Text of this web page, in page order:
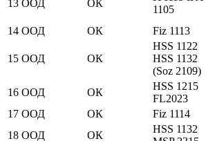
13 ООД ОК
1105
14 ООД ОК Fiz 1113
15 ООД ОК
HSS 1122
HSS 1132
(Soz 2109)
16 ООД ОК
HSS 1215
FL2023
17 ООД ОК Fiz 1114
18 ООД ОК
HSS 1132